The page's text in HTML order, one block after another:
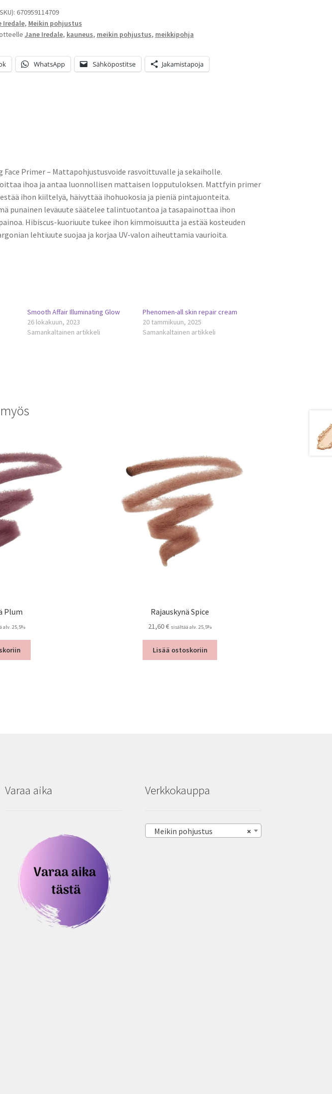
670959114709
Iredale, Meikin pohjustus
Jane Iredale, kauneus, meikin pohjustus, meikkipohja
WhatsApp Sähköpostitse Jakamistapoja
Primer – Mattapohjustusvoide rasvoittuvalle ja sekaiholle.
ihoa ja antaa luonnollisen mattaisen lopputuloksen. Mattfyin primer
ihon kiiltelyä, häivyttää ihohuokosia ja pieniä pintajuonteita.
punainen leväuute säätelee talintuotantoa ja tasapainottaa ihon
Hibiscus-kuoriuute tukee ihon kimmoisuutta ja estää kosteuden
lehtiuute suojaa ja korjaa UV-valon aiheuttamia vaurioita.
Smooth Affair Illuminating Glow
26 lokakuun, 2023
Samankaltainen artikkeli
Phenomen-all skin repair cream
20 tammikuun, 2025
Samankaltainen artikkeli
Plum
alv. 25,5%
Rajauskynä Spice
21,60€ sisältää alv. 25,5%
Lisää ostoskoriin
Varaa aika Verkkokauppa
×
Meikin pohjustus